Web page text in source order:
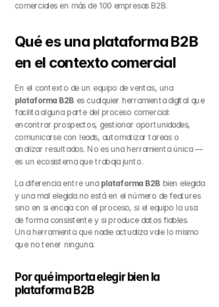
comerciales en más de 100 empresas B2B.
Qué es una plataforma B2B
en el contexto comercial
En el contexto de un equipo de ventas, una
plataforma B2B es cualquier herramienta digital que
facilita alguna parte del proceso comercial:
encontrar prospectos, gestionar oportunidades,
comunicarse con leads, automatizar tareas o
analizar resultados. No es una herramienta única —
es un ecosistema que trabaja junto.
La diferencia entre una plataforma B2B bien elegida
y una mal elegida no está en el número de features
sino en si encaja con el proceso, si el equipo la usa
de forma consistente y si produce datos fiables.
Una herramienta que nadie actualiza vale lo mismo
que no tener ninguna.
Por qué importa elegir bien la
plataforma B2B